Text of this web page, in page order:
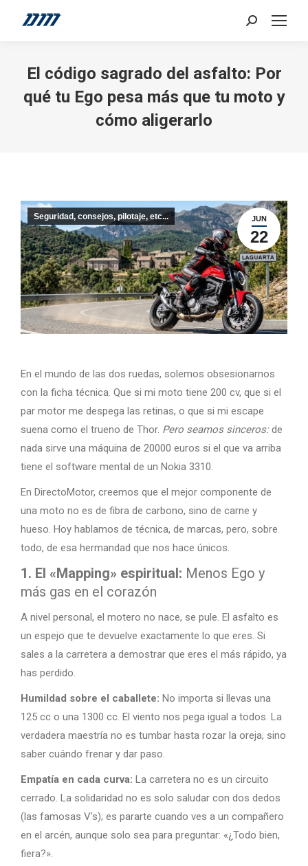
Search:
El código sagrado del asfalto: Por
qué tu Ego pesa más que tu moto y
cómo aligerarlo
JUN
22
Seguridad, consejos, pilotaje, etc...
En el mundo de las dos ruedas, solemos obsesionarnos
con la ficha técnica. Que si mi moto tiene 200 cv, que si el
par motor me despega las retinas, o que si mi escape
suena como el trueno de Thor. Pero seamos sinceros:de
nada sirve una máquina de 20000 euros si el que va arriba
tiene el software mental de un Nokia 3310.
En DirectoMotor, creemos que el mejor componente de
una moto no es de fibra de carbono, sino de carne y
hueso. Hoy hablamos de técnica, de marcas, pero, sobre
todo, de esa hermandad que nos hace únicos.
1. El «Mapping» espiritual: Menos Ego y
más gas en el corazón
A nivel personal, el motero no nace, se pule. El asfalto es
un espejo que te devuelve exactamente lo que eres. Si
sales a la carretera a demostrar que eres el más rápido, ya
has perdido.
Humildad sobre el caballete: No importa si llevas una
125 cc o una 1300 cc. El viento nos pega igual a todos. La
verdadera maestría no es tumbar hasta rozar la oreja, sino
saber cuándo frenar y dar paso.
Empatía en cada curva: La carretera no es un circuito
cerrado. La solidaridad no es solo saludar con dos dedos
(las famosas V’s); es pararte cuando ves a un compañero
en el arcén, aunque solo sea para preguntar: «¿Todo bien,
fiera?».